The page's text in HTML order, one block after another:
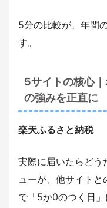
5分の比較が、年間
す。
5サイトの核心
の強みを正直に
楽天ふるさと納税
実際に届いたらどう
ューが、他サイト
で「5か0のつく日